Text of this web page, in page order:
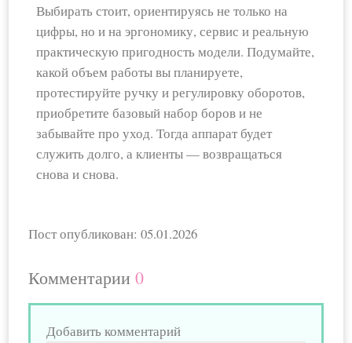
Выбирать стоит, ориентируясь не только на
цифры, но и на эргономику, сервис и реальную
практическую пригодность модели. Подумайте,
какой объем работы вы планируете,
протестируйте ручку и регулировку оборотов,
приобретите базовый набор боров и не
забывайте про уход. Тогда аппарат будет
служить долго, а клиенты — возвращаться
снова и снова.
Пост опубликован: 05.01.2026
Комментарии0
Добавить комментарий